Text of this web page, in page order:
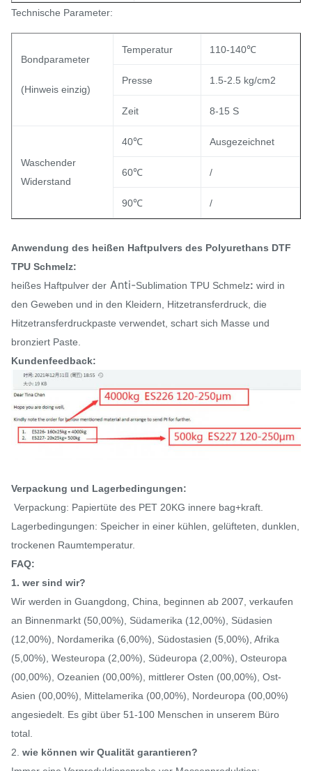
Technische Parameter:
Bondparameter
(Hinweis einzig)
Temperatur 110-140℃
Presse 1.5-2.5 kg/cm2
Zeit 8-15 S
Waschender
Widerstand
40℃ Ausgezeichnet
60℃ /
90℃ /
Anwendung des heißen Haftpulvers des Polyurethans DTF
TPU Schmelz:
heißes Haftpulver der Anti-Sublimation TPU Schmelz: wird in
den Geweben und in den Kleidern, Hitzetransferdruck, die
Hitzetransferdruckpaste verwendet, schart sich Masse und
bronziert Paste.
Kundenfeedback:
Verpackung und Lagerbedingungen:
Verpackung: Papiertüte des PET 20KG innere bag+kraft.
Lagerbedingungen: Speicher in einer kühlen, gelüfteten, dunklen,
trockenen Raumtemperatur.
FAQ:
1. wer sind wir?
Wir werden in Guangdong, China, beginnen ab 2007, verkaufen
an Binnenmarkt (50,00%), Südamerika (12,00%), Südasien
(12,00%), Nordamerika (6,00%), Südostasien (5,00%), Afrika
(5,00%), Westeuropa (2,00%), Südeuropa (2,00%), Osteuropa
(00,00%), Ozeanien (00,00%), mittlerer Osten (00,00%), Ost-
Asien (00,00%), Mittelamerika (00,00%), Nordeuropa (00,00%)
angesiedelt. Es gibt über 51-100 Menschen in unserem Büro
total.
2. wie können wir Qualität garantieren?